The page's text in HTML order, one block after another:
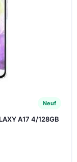
Neuf
A17 4/128GB